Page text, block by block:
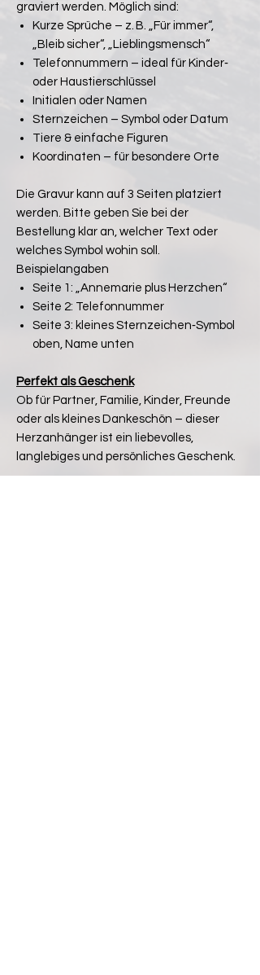
graviert werden. Möglich sind:
Kurze Sprüche – z. B. „Für immer“,
„Bleib sicher“, „Lieblingsmensch“
Telefonnummern – ideal für Kinder‑
oder Haustierschlüssel
Initialen oder Namen
Sternzeichen – Symbol oder Datum
Tiere & einfache Figuren
Koordinaten – für besondere Orte
Die Gravur kann auf 3 Seiten platziert
werden. Bitte geben Sie bei der
Bestellung klar an, welcher Text oder
welches Symbol wohin soll.
Beispielangaben
Seite 1: „Annemarie plus Herzchen“
Seite 2: Telefonnummer
Seite 3: kleines Sternzeichen‑Symbol
oben, Name unten
Perfekt als Geschenk
Ob für Partner, Familie, Kinder, Freunde
oder als kleines Dankeschön – dieser
Herzanhänger ist ein liebevolles,
langlebiges und persönliches Geschenk.